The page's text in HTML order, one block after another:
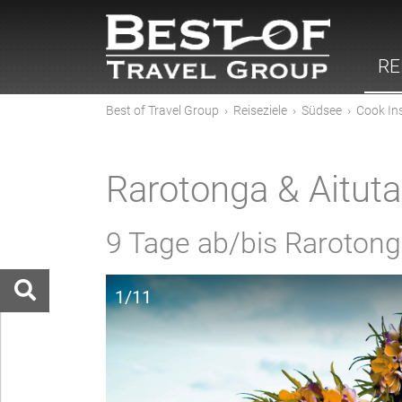
Best of Travel Group › Reiseziele › Südsee › Cook
Rarotonga &
9 Tage ab/bis
1/11